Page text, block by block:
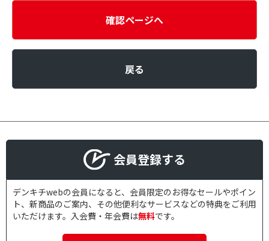
確認ページへ
戻る
会員登録する
デンキチwebの会員になると、会員限定のお得なセールやポイン
ト、新商品のご案内、その他便利なサービスなどの特典をご利用
いただけます。入会費・年会費は無料です。